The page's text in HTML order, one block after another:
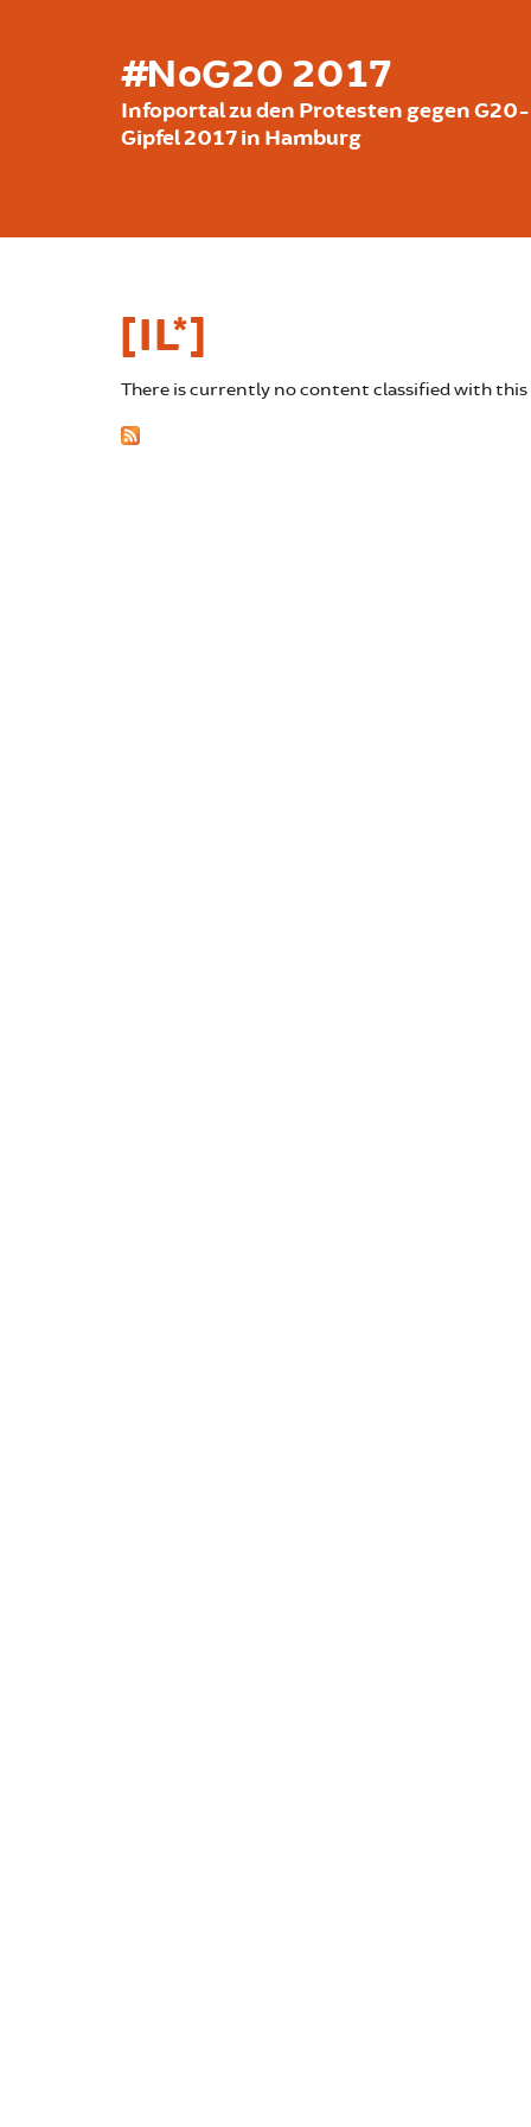
#NoG20 2017
Infoportal zu den Protesten gegen G20-
Gipfel 2017 in Hamburg
[IL*]
There is currently no content classified with